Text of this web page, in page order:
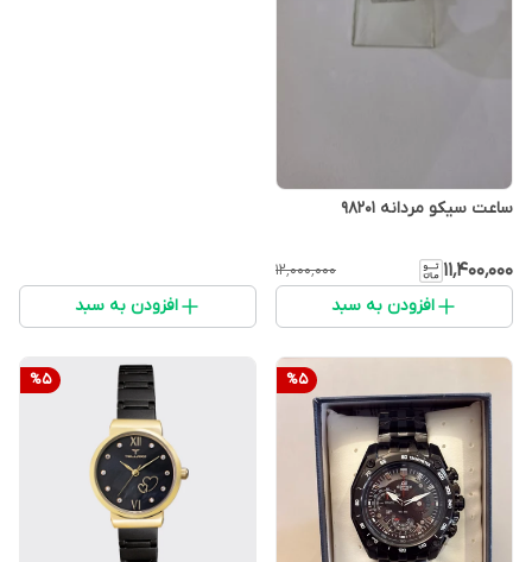
ساعت سیکو مردانه 98201
۱۱٬۴۰۰٬۰۰۰ ۱۲٬۰۰۰٬۰۰۰
افزودن به سبد افزودن به سبد
%5
%5